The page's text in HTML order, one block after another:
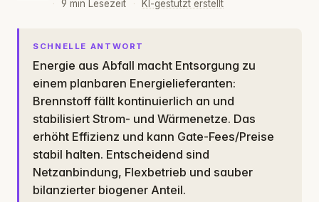
·
9 min Lesezeit · KI-gestützt erstellt
SCHNELLE ANTWORT
Energie aus Abfall macht Entsorgung zu
einem planbaren Energielieferanten:
Brennstoff fällt kontinuierlich an und
stabilisiert Strom- und Wärmenetze. Das
erhöht Effizienz und kann Gate-Fees/Preise
stabil halten. Entscheidend sind
Netzanbindung, Flexbetrieb und sauber
bilanzierter biogener Anteil.